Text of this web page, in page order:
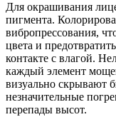
Для окрашивания
пигмента.
вибропрессования,
цвета и
контакте с влагой.
каждый элемент
визуально скрывают
незначительные
перепады высот.